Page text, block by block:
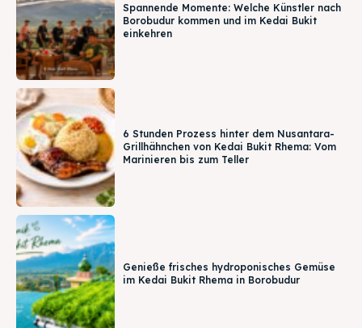
Spannende Momente: Welche Künstler nach
Borobudur kommen und im Kedai Bukit
einkehren
6 Stunden Prozess hinter dem Nusantara-
Grillhähnchen von Kedai Bukit Rhema: Vom
Marinieren bis zum Teller
Genieße frisches hydroponisches Gemüse
im Kedai Bukit Rhema in Borobudur